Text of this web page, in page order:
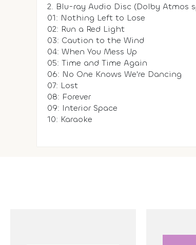
2. Blu-ray Audio Disc (Dolby Atmos
01: Nothing Left to Lose
02: Run a Red Light
03: Caution to the Wind
04: When You Mess Up
05: Time and Time Again
06: No One Knows We're Dancing
07: Lost
08: Forever
09: Interior Space
10: Karaoke